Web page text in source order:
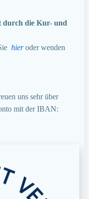
durch die Kur- und
hieroder wenden
uns sehr über
mit der IBAN: